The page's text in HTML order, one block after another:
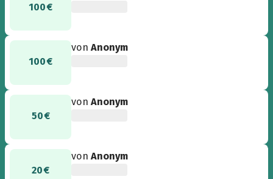
100 €
100 €
vonAnonym
50 €
vonAnonym
20 €
vonAnonym